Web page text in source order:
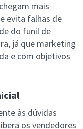
mais
evita falhas de
do funil de
já que marketing
e com objetivos
às dúvidas
os vendedores